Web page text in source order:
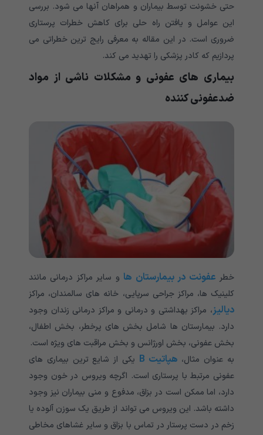
حتی خشونت توسط بیماران و همراهان آنها می شود. بررسی
این عوامل و یافتن راه حلی برای کاهش خطرات پرستاری
ضروری است. در این مقاله به معرفی رایج ترین خطراتی می
پردازیم که کادر پزشکی را تهدید می کند.
بیماری های عفونی و مشکلات ناشی از مواد
ضدعفونی کننده
خطر عفونت در بیمارستان ها و سایر مراکز درمانی مانند
کلینیک ها، مراکز جراحی سرپایی، خانه های سالمندان، مراکز
دیالیز، مراکز بهداشتی و درمانی و مراکز درمانی زندان وجود
دارد. بیمارستان ها شامل بخش های پرخطر، بخش اطفال،
بخش عفونی، بخش اورژانس و بخش مراقبت های ویژه است.
به عنوان مثال، هپاتیت B
یکی از شایع ترین بیماری های
عفونی مرتبط با پرستاری است. اگرچه ویروس در خون وجود
دارد، اما ممکن است در بزاق، مدفوع و منی بیماران نیز وجود
داشته باشد. این ویروس می تواند از طریق یک سوزن آلوده یا
زخم در دست پرستار در تماس با بزاق و سایر غشاهای مخاطی